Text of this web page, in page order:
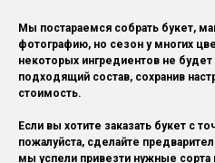
Мы постараемся собрать букет,
фотографию, но сезон у многих
некоторых ингредиентов не
подходящий состав, сохранив
стоимость.
Если вы хотите заказать букет с
пожалуйста, сделайте
мы успели привезти нужные сорта